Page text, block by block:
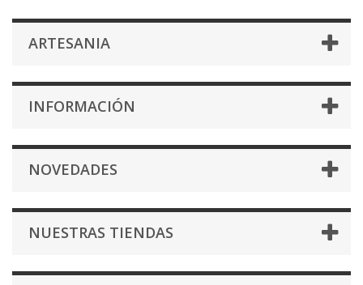
ARTESANIA
INFORMACIÓN
NOVEDADES
NUESTRAS TIENDAS